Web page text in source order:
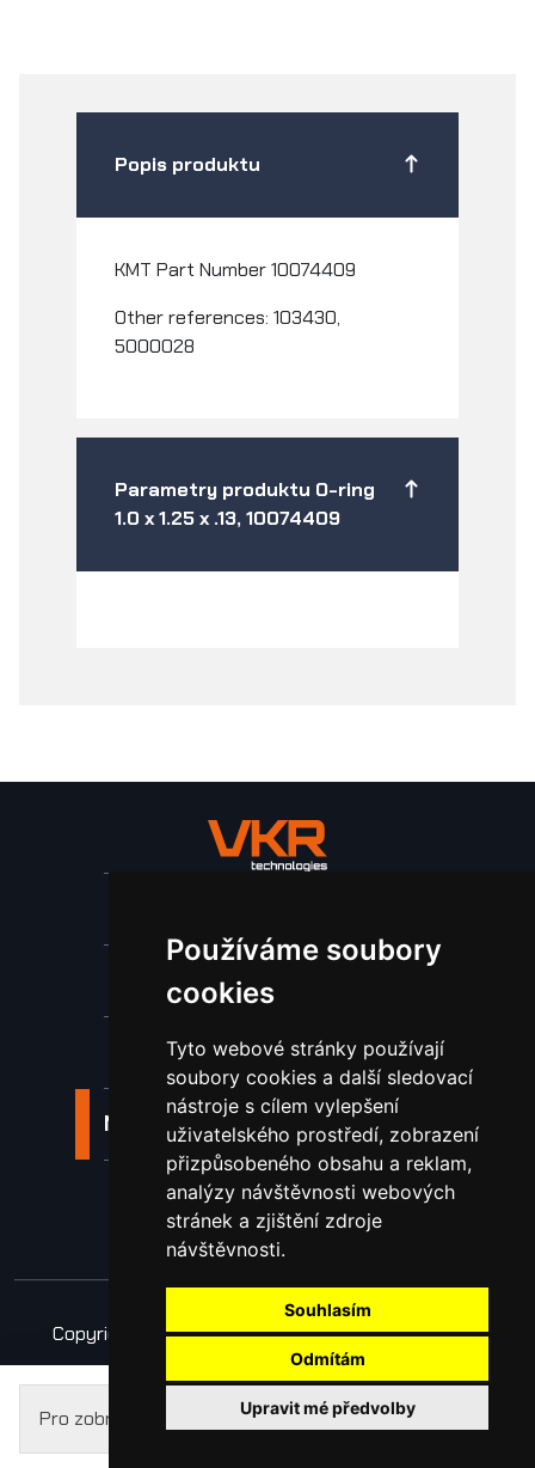
Používáme soubory
cookies
Tyto webové stránky používají
soubory cookies a další sledovací
nástroje s cílem vylepšení
uživatelského prostředí, zobrazení
přizpůsobeného obsahu a reklam,
analýzy návštěvnosti webových
stránek a zjištění zdroje
návštěvnosti.
Souhlasím
Odmítám
Upravit mé předvolby
Pro zobrazení cen se prosímpřihlaste.
Popis produktu
KMT Part Number10074409
Other references: 103430,
5000028
Parametry produktu O-ring
1.0 x 1.25 x .13, 10074409
Nástroje pro ohraňovací lisy
Spotřební materiál a nástroje
Náhradní díly pro vodní paprsek
Laserové svařování
Copyright © 2026 Všechna práva vyhrazena
Obchodní podmínky
Zpracování osobních údajů